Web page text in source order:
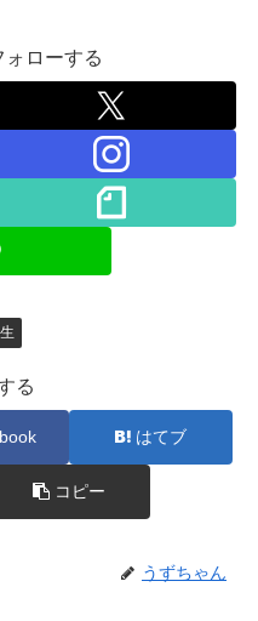
ォローする
る
はてブ
コピー
うずちゃん